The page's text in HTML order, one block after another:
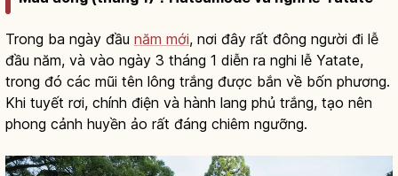
Trong ba ngày đầu năm mới, nơi đây rất đông người đi lễ
đầu năm, và vào ngày 3 tháng 1 diễn ra nghi lễ Yatate,
trong đó các mũi tên lông trắng được bắn về bốn phương.
Khi tuyết rơi, chính điện và hành lang phủ trắng, tạo nên
phong cảnh huyền ảo rất đáng chiêm ngưỡng.